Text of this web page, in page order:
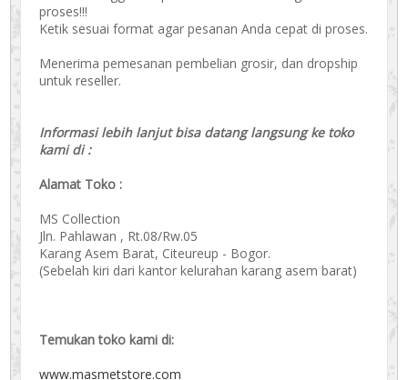
proses!!!
Ketik sesuai format agar pesanan Anda cepat di proses.
Menerima pemesanan pembelian grosir, dan dropship
untuk reseller.
Informasi lebih lanjut bisa datang langsung ke toko
kami di :
Alamat Toko :
MS Collection
Jln. Pahlawan , Rt.08/Rw.05
Karang Asem Barat, Citeureup - Bogor.
(Sebelah kiri dari kantor kelurahan karang asem barat)
Temukan toko kami di:
www.masmetstore.com